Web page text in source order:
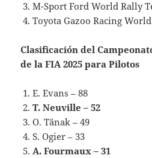
M-Sport Ford World Rally
Toyota Gazoo Racing
Clasificación del
de la FIA 2025 para Pilotos
E. Evans – 88
T. Neuville – 52
O. Tänak – 49
S. Ogier – 33
A. Fourmaux – 31